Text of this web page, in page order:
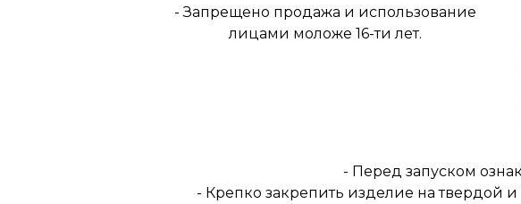
- Запрещено продажа и использование
лицами моложе 16-ти лет.
- Перед запуском
- Крепко закрепить изделие на твердой